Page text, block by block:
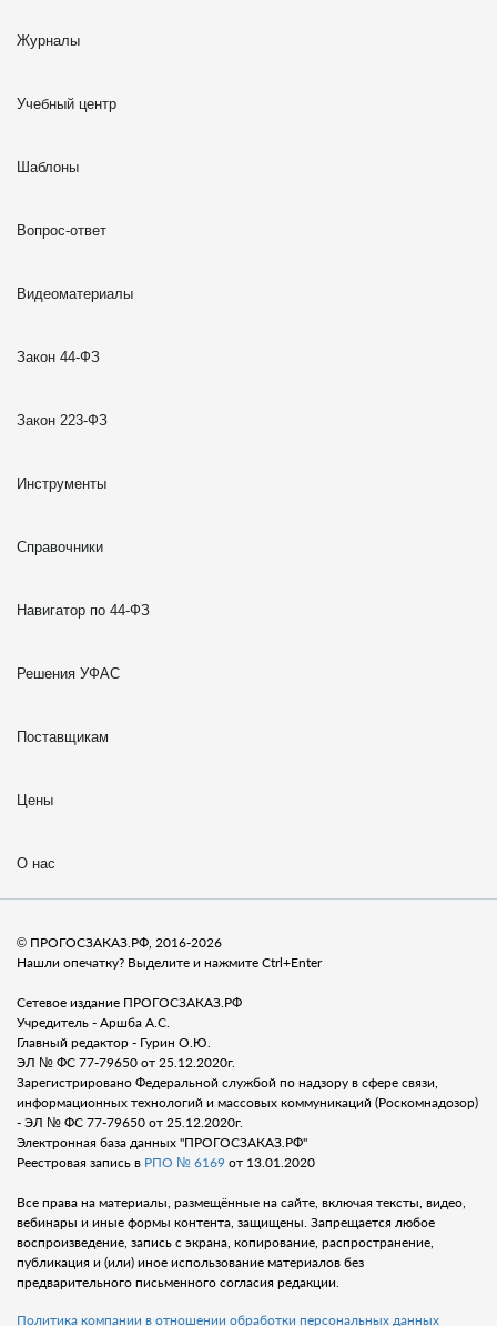
Журналы
Учебный центр
Шаблоны
Вопрос-ответ
Видеоматериалы
Закон 44-ФЗ
Закон 223-ФЗ
Инструменты
Справочники
Навигатор по 44-ФЗ
Решения УФАС
Поставщикам
Цены
О нас
© ПРОГОСЗАКАЗ.РФ, 2016-2026
Нашли опечатку? Выделите и нажмите Ctrl+Enter
Сетевое издание ПРОГОСЗАКАЗ.РФ
Учредитель - Аршба А.С.
Главный редактор - Гурин О.Ю.
ЭЛ № ФС 77-79650 от 25.12.2020г.
Зарегистрировано Федеральной службой по надзору в сфере связи,
информационных технологий и массовых коммуникаций (Роскомнадозор)
- ЭЛ № ФС 77-79650 от 25.12.2020г.
Электронная база данных "ПРОГОСЗАКАЗ.РФ"
Реестровая запись в РПО № 6169 от 13.01.2020
Все права на материалы, размещённые на сайте, включая тексты, видео,
вебинары и иные формы контента, защищены. Запрещается любое
воспроизведение, запись с экрана, копирование, распространение,
публикация и (или) иное использование материалов без
предварительного письменного согласия редакции.
Политика компании в отношении обработки персональных данных